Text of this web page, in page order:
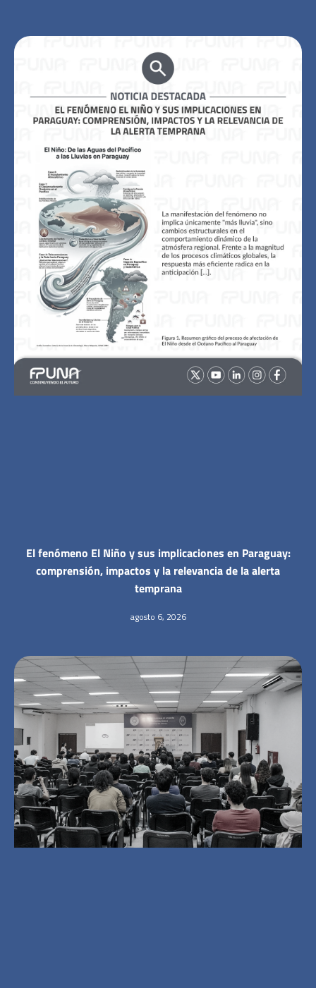
El fenómeno El Niño y sus implicaciones en Paraguay:
comprensión, impactos y la relevancia de la alerta
temprana
agosto 6, 2026